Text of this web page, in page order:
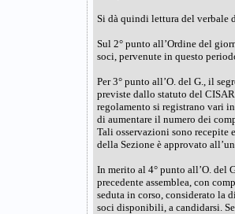
Si dà quindi lettura del verbale
Sul 2° punto all’Ordine del
soci, pervenute in questo
Per 3° punto all’O. del G., il
previste dallo statuto del
regolamento si registrano vari
di aumentare il numero dei
Tali osservazioni sono recepite
della Sezione è approvato
In merito al 4° punto all’O. del
precedente assemblea, con
seduta in corso, considerato la
soci disponibili, a candidarsi.